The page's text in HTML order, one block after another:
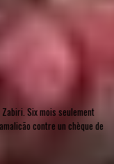
Six mois seulement
contre un chèque de